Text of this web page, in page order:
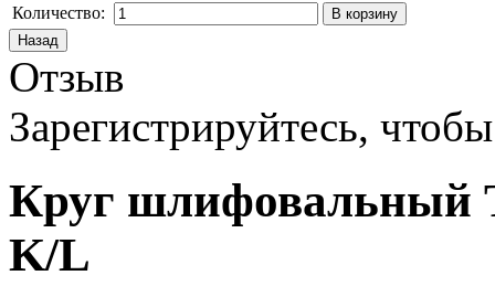
Количество:
Отзыв
Зарегистрируйтесь,
Круг шлифовальный
K/L